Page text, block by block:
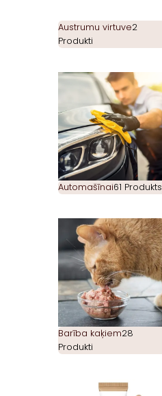
Austrumu virtuve2
Produkti
Automašīnai61 Produkts
Barība kaķiem28
Produkti